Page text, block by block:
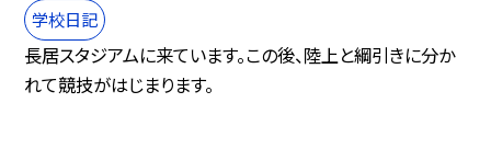
学校日記
長居スタジアムに来ています。この後、陸上と綱引きに分か
れて競技がはじまります。